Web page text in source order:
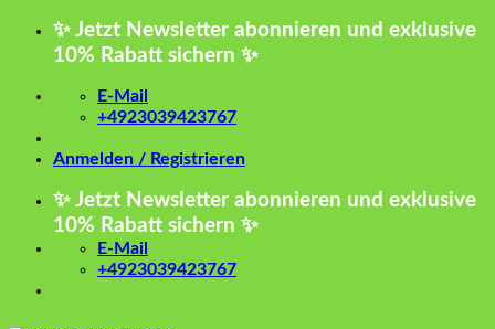
Zum
✨ Jetzt Newsletter abonnieren und exklusive
10% Rabatt sichern ✨
E-Mail
+4923039423767
Anmelden / Registrieren
✨ Jetzt Newsletter abonnieren und exklusive
10% Rabatt sichern ✨
E-Mail
+4923039423767